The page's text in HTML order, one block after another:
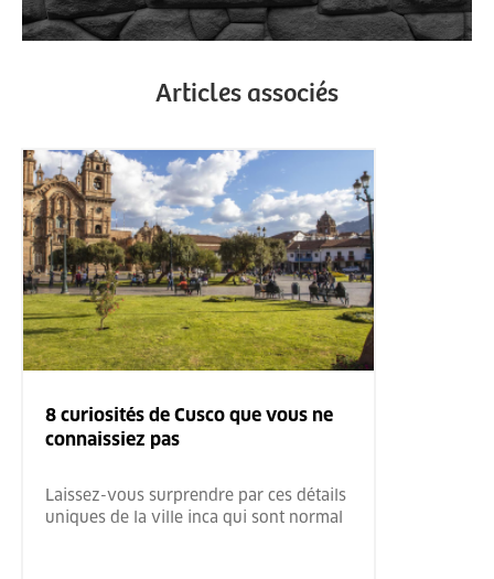
Articles associés
8 curiosités de Cusco que vous ne
connaissiez pas
Laissez-vous surprendre par ces détails
uniques de la ville inca qui sont normal